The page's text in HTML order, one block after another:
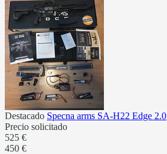
Destacado Specna arms SA-H22 Edge 2.0
Precio solicitado
525 €
450 €